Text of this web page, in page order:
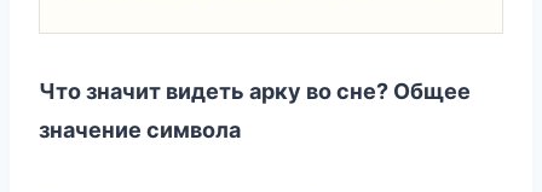
Что значит видеть арку во сне? Общее
значение символа